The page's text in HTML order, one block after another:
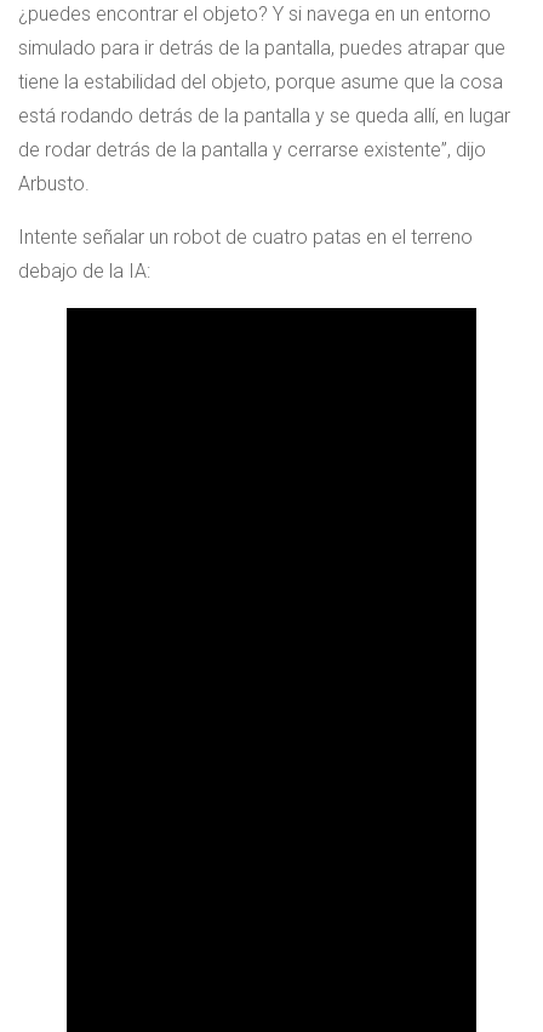
¿puedes encontrar el objeto? Y si navega en un entorno
simulado para ir detrás de la pantalla, puedes atrapar que
tiene la estabilidad del objeto, porque asume que la cosa
está rodando detrás de la pantalla y se queda allí, en lugar
de rodar detrás de la pantalla y cerrarse existente”, dijo
Arbusto.
Intente señalar un robot de cuatro patas en el terreno
debajo de la IA: